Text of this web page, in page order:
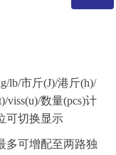
lb/市斤(J)/港斤(h)/
viss(u)/数量(pcs)计
可切换显示
多可增配至两路独